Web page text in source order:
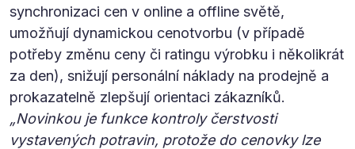
synchronizaci cen v online a offline světě,
umožňují dynamickou cenotvorbu (v případě
potřeby změnu ceny či ratingu výrobku i několikrát
za den), snižují personální náklady na prodejně a
prokazatelně zlepšují orientaci zákazníků.
„Novinkou je funkce kontroly čerstvosti
vystavených potravin, protože do cenovky lze